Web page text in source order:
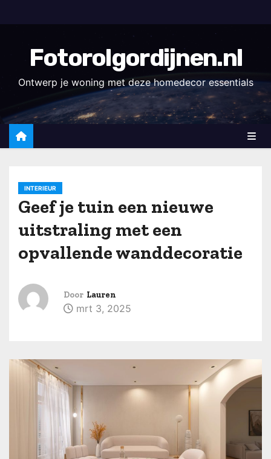
Fotorolgordijnen.nl
Ontwerp je woning met deze homedecor essentials
INTERIEUR
Geef je tuin een nieuwe
uitstraling met een
opvallende wanddecoratie
Door Lauren
mrt 3, 2025